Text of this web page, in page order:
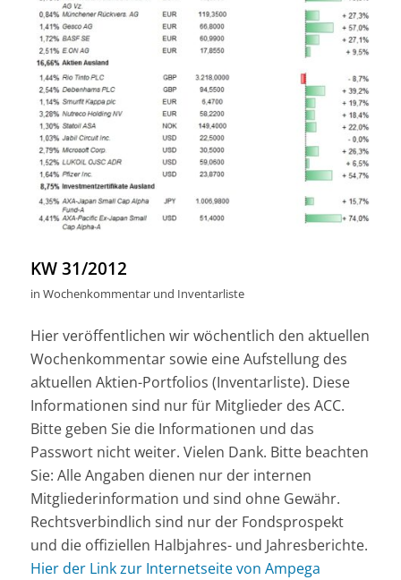
KW 31/2012
in Wochenkommentar und Inventarliste
Hier veröffentlichen wir wöchentlich den aktuellen
Wochenkommentar sowie eine Aufstellung des
aktuellen Aktien-Portfolios (Inventarliste). Diese
Informationen sind nur für Mitglieder des ACC.
Bitte geben Sie die Informationen und das
Passwort nicht weiter. Vielen Dank. Bitte beachten
Sie: Alle Angaben dienen nur der internen
Mitgliederinformation und sind ohne Gewähr.
Rechtsverbindlich sind nur der Fondsprospekt
und die offiziellen Halbjahres- und Jahresberichte.
Hier der Link zur Internetseite von Ampega